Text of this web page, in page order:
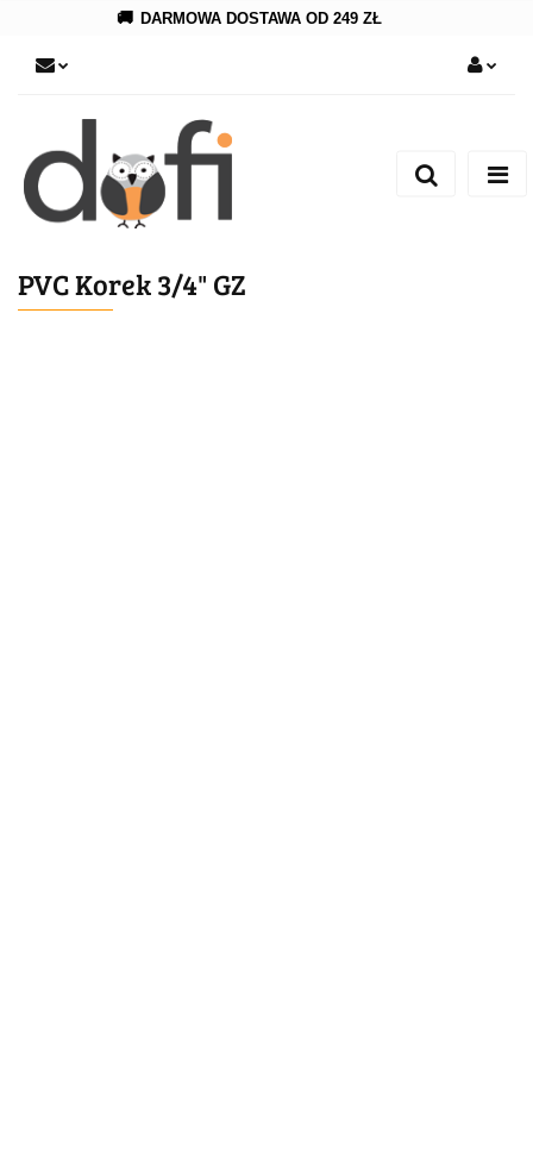
🚚 DARMOWA DOSTAWA OD 249 ZŁ
Zarejestruj się
PVC Korek 3/4" GZ